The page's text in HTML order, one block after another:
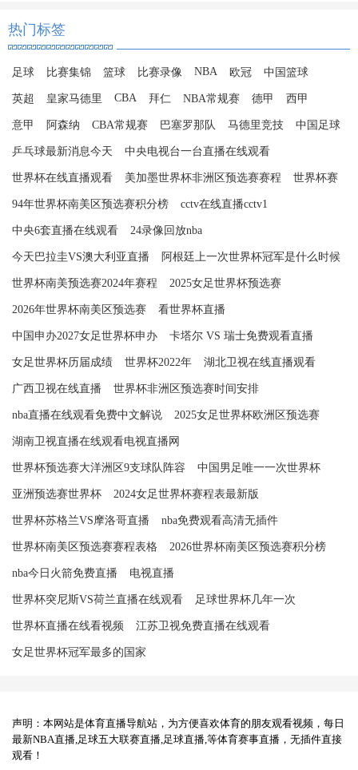
热门标签
足球 比赛集锦 篮球 比赛录像 NBA 欧冠 中国篮球
英超 皇家马德里 CBA 拜仁 NBA常规赛 德甲 西甲
意甲 阿森纳 CBA常规赛 巴塞罗那队 马德里竞技 中国足球
乒乓球最新消息今天 中央电视台一台直播在线观看
世界杯在线直播观看 美加墨世界杯非洲区预选赛赛程 世界杯赛
94年世界杯南美区预选赛积分榜 cctv在线直播cctv1
中央6套直播在线观看 24录像回放nba
今天巴拉圭VS澳大利亚直播 阿根廷上一次世界杯冠军是什么时候
世界杯南美预选赛2024年赛程 2025女足世界杯预选赛
2026年世界杯南美区预选赛 看世界杯直播
中国申办2027女足世界杯申办 卡塔尔 VS 瑞士免费观看直播
女足世界杯历届成绩 世界杯2022年 湖北卫视在线直播观看
广西卫视在线直播 世界杯非洲区预选赛时间安排
nba直播在线观看免费中文解说 2025女足世界杯欧洲区预选赛
湖南卫视直播在线观看电视直播网
世界杯预选赛大洋洲区9支球队阵容 中国男足唯一一次世界杯
亚洲预选赛世界杯 2024女足世界杯赛程表最新版
世界杯苏格兰VS摩洛哥直播 nba免费观看高清无插件
世界杯南美区预选赛赛程表格 2026世界杯南美区预选赛积分榜
nba今日火箭免费直播 电视直播
世界杯突尼斯VS荷兰直播在线观看 足球世界杯几年一次
世界杯直播在线看视频 江苏卫视免费直播在线观看
女足世界杯冠军最多的国家
声明：本网站是体育直播导航站，为方便喜欢体育的朋友观看视频，每日
最新NBA直播,足球五大联赛直播,足球直播,等体育赛事直播，无插件直接
观看！